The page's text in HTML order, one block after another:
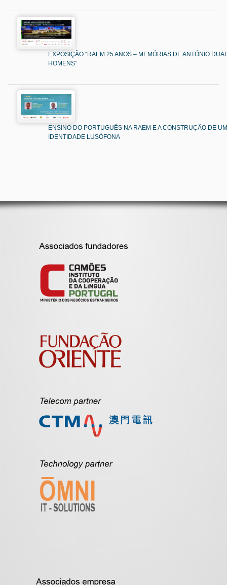
EXPOSIÇÃO “RAEM 25 ANOS – MEMÓRIAS DE ANTÓNIO
HOMENS”
ENSINO DO PORTUGUÊS NA RAEM E A CONSTRUÇÃO DE
IDENTIDADE LUSÓFONA